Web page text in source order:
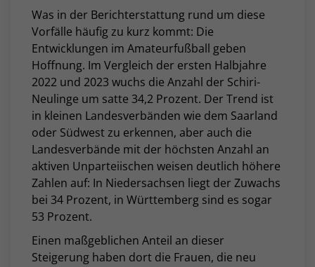
Was in der Berichterstattung rund um diese
Vorfälle häufig zu kurz kommt: Die
Entwicklungen im Amateurfußball geben
Hoffnung. Im Vergleich der ersten Halbjahre
2022 und 2023 wuchs die Anzahl der Schiri-
Neulinge um satte 34,2 Prozent. Der Trend ist
in kleinen Landesverbänden wie dem Saarland
oder Südwest zu erkennen, aber auch die
Landesverbände mit der höchsten Anzahl an
aktiven Unparteiischen weisen deutlich höhere
Zahlen auf: In Niedersachsen liegt der Zuwachs
bei 34 Prozent, in Württemberg sind es sogar
53 Prozent.
Einen maßgeblichen Anteil an dieser
Steigerung haben dort die Frauen, die neu